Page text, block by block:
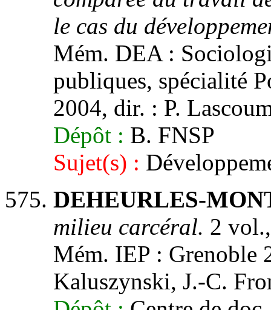
le cas du
Mém. DEA :
publiques, spécialité
2004, dir. : P.
Dépôt : B. FNSP
Sujet(s) :
DEHEURLES-
milieu carcéral. 2
Mém. IEP : Grenoble
Kaluszynski, J.-C.